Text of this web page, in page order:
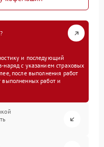
и последующий
наряд с указанием страховых
после выполнения работ
выполненных работ и